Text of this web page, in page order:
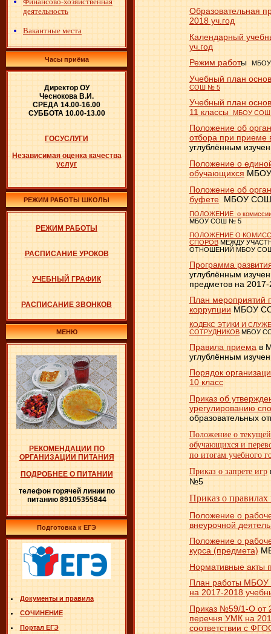
деятельность
Вакантные места
Часы приёма
Директор ОУ
Чеснокова В.И.
СРЕДА 14.00-16.00
СУББОТА 10.00-13.00
ГОСУСЛУГИ
Независимая оценка качества
услуг
РЕЖИМ РАБОТЫ ШКОЛЫ
РЕЖИМ РАБОТЫ
РАСПИСАНИЕ УРОКОВ
УЧЕБНЫЙ ГРАФИК
РАСПИСАНИЕ ЗВОНКОВ
МЕНЮ
РЕКОМЕНДАЦИИ ПО
ОРГАНИЗАЦИИ ПИТАНИЯ
ПОДРОБНЕЕ О ПИТАНИИ
телефон горячей линии по
питанию 89105355844
Подготовка к ЕГЭ
Документы и правила
СОЧИНЕНИЕ
Портал ЕГЭ
Образовательная
2018 уч.год
Календарный
уч.год
Режим работы
Учебный план
СОШ № 5
Учебный план
11 классы
МБОУ
Положение об
отбора при приеме
углублённым
Положение о
обучающихся МБОУ
Положение об
буфете МБОУ СОШ
ПОЛОЖЕНИЕ о комиссии
МБОУ СОШ № 5
ПОЛОЖЕНИЕ О
СПОРОВ МЕЖДУ
ОТНОШЕНИЙ МБОУ
Программа
углублённым
предметов на
План мероприятий
коррупции МБОУ
КОДЕКС ЭТИКИ И
СОТРУДНИКОВ МБОУ
Правила приема в
углублённым
Порядок
10 класс
Приказ об
урегулированию
образовательных
Положение о
обучающихся и
по итогам учебного
Приказ о запрете игр
№5
Приказ о правилах
Положение о
внеурочной
Положение о
курса (предмета)
Нормативные акты
План работы
на 2017-2018
Приказ №59/1-О от
перечня УМК на
соответствии с